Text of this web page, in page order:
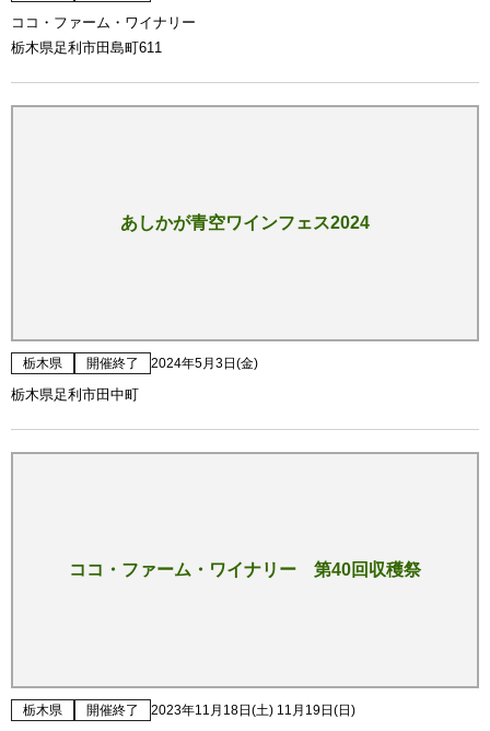
ココ・ファーム・ワイナリー
栃木県足利市田島町611
あしかが青空ワインフェス2024
栃木県 開催終了 2024年5月3日(金)
栃木県足利市田中町
ココ・ファーム・ワイナリー 第40回収穫祭
栃木県 開催終了 2023年11月18日(土) 11月19日(日)